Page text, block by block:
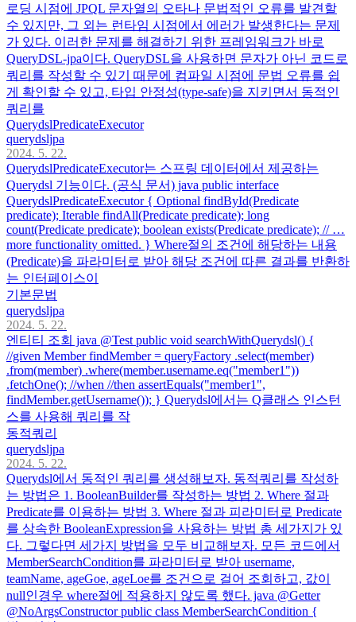
로딩 시점에 JPQL 문자열의 오타나 문법적인 오류를 발견할
수 있지만, 그 외는 런타임 시점에서 에러가 발생한다는 문제
가 있다. 이러한 문제를 해결하기 위한 프레임워크가 바로
QueryDSL-jpa이다. QueryDSL을 사용하면 문자가 아닌 코드로
쿼리를 작성할 수 있기 때문에 컴파일 시점에 문법 오류를 쉽
게 확인할 수 있고, 타입 안정성(type-safe)을 지키면서 동적인
쿼리를
QuerydslPredicateExecutor
querydsljpa
2024. 5. 22.
QuerydslPredicateExecutor는 스프링 데이터에서 제공하는
Querydsl 기능이다. (공식 문서) java public interface
QuerydslPredicateExecutor { Optional findById(Predicate
predicate); Iterable findAll(Predicate predicate); long
count(Predicate predicate); boolean exists(Predicate predicate); // …
more functionality omitted. } Where절의 조건에 해당하는 내용
(Predicate)을 파라미터로 받아 해당 조건에 따른 결과를 반환하
는 인터페이스이
기본문법
querydsljpa
2024. 5. 22.
엔티티 조회 java @Test public void searchWithQuerydsl() {
//given Member findMember = queryFactory .select(member)
.from(member) .where(member.username.eq("member1"))
.fetchOne(); //when //then assertEquals("member1",
findMember.getUsername()); } Querydsl에서는 Q클래스 인스턴
스를 사용해 쿼리를 작
동적쿼리
querydsljpa
2024. 5. 22.
Querydsl에서 동적인 쿼리를 생성해보자. 동적쿼리를 작성하
는 방법은 1. BooleanBuilder를 작성하는 방법 2. Where 절과
Predicate를 이용하는 방법 3. Where 절과 피라미터로 Predicate
를 상속한 BooleanExpression을 사용하는 방법 총 세가지가 있
다. 그렇다면 세가지 방법을 모두 비교해보자. 모든 코드에서
MemberSearchCondition를 파라미터로 받아 username,
teamName, ageGoe, ageLoe를 조건으로 걸어 조회하고, 값이
null인경우 where절에 적용하지 않도록 했다. java @Getter
@NoArgsConstructor public class MemberSearchCondition {